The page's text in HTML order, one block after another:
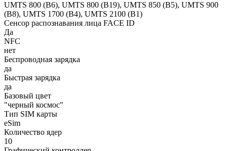
UMTS 800 (B6), UMTS 800 (B19), UMTS 850 (B5), UMTS 900
(B8), UMTS 1700 (B4), UMTS 2100 (B1)
Сенсор распознавания лица FACE ID
Да
NFC
нет
Беспроводная зарядка
да
Быстрая зарядка
да
Базовый цвет
"черный космос"
Тип SIM карты
eSim
Количество ядер
10